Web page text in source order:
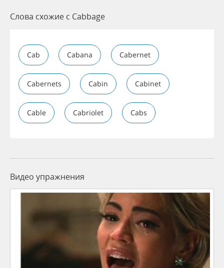
Слова схожие с Cabbage
Cab Cabana Cabernet
Cabernets Cabin Cabinet
Cable Cabriolet Cabs
Видео упражнения